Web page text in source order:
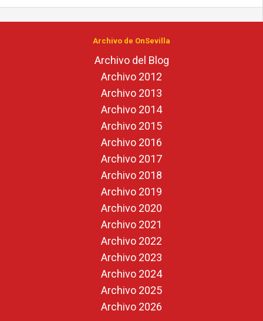
Archivo de OnSevilla
Archivo del Blog
Archivo 2012
Archivo 2013
Archivo 2014
Archivo 2015
Archivo 2016
Archivo 2017
Archivo 2018
Archivo 2019
Archivo 2020
Archivo 2021
Archivo 2022
Archivo 2023
Archivo 2024
Archivo 2025
Archivo 2026